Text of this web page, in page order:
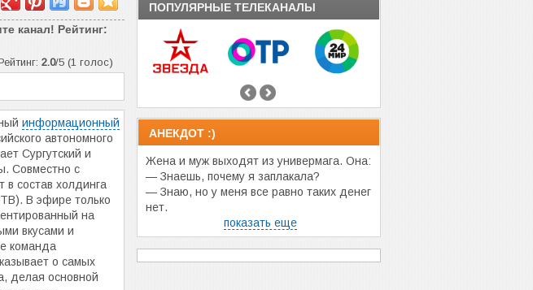
канал! Рейтинг:
2.0/5 (1 голос)
информационный
автономного
Сургутский и
Совместно с
в состав холдинга
В эфире только
на
вкусами и
команда
о самых
делая основной
ПОПУЛЯРНЫЕ ТЕЛЕКАНАЛЫ
АНЕКДОТ :)
Жена и муж выходят из универмага. Она:
— Знаешь, почему я заплакала?
— Знаю, но у меня все равно таких денег
нет.
показать еще